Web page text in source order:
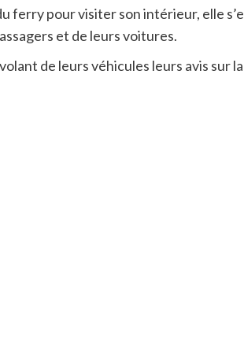
ferry pour visiter son intérieur, elle
et de leurs voitures.
de leurs véhicules leurs avis sur